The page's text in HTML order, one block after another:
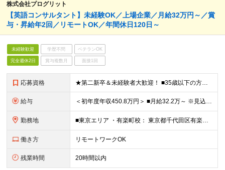
株式会社プログリット
【英語コンサルタント】未経験OK／上場企業／月給32万円～／賞
与・昇給年2回／リモートOK／年間休日120日～
未経験歓迎 学歴不問 ベテランOK
完全週休2日 賞与複数月 面接1回
応募資格 ★第二新卒＆未経験者大歓迎！ ■35歳以下の方（若年層の長期キャリア形成を図るため） ■下記いずれかに当てはまる方 ・英語力をお持ちの方（目安：TOEIC最低800点相当以上） ・海外への留学経験があ
給与 ＜初年度年収450.8万円＞ ■月給32.2万～ ※見込み残業代（58,760円／月30時間分・職務手当：42,000円）含む。超過分は追加で支給 ※試用期間3ヶ月間の条件に差異なし ※正社員で
勤務地 ■東京エリア ・有楽町校： 東京都千代田区有楽町2-10-1 東京交通会館ビル5階 ・神田秋葉原校： 東京都千代田区神田須田町1-14-1 ヒューリック神田須田町ビル6階 ・新宿センタービル校： 東京
働き方 リモートワークOK
残業時間 20時間以内